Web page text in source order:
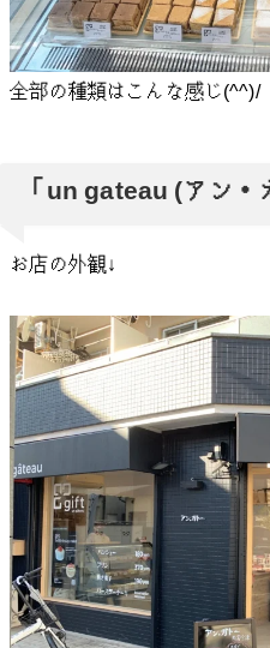
全部の種類はこんな感じ(^^)/
「un gateau (アン
お店の外観↓